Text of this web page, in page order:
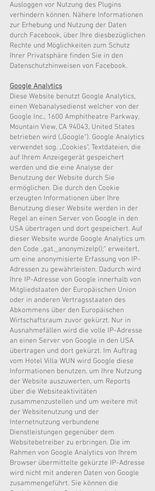
Ausloggen vor Nutzung des Plugins
verhindern können. Nähere Informationen
zur Erhebung und Nutzung der Daten
durch Facebook, über Ihre diesbezüglichen
Rechte und Möglichkeiten zum Schutz
Ihrer Privatsphäre finden Sie in den
Datenschutzhinweisen von Facebook.
Google Analytics
Diese Website benutzt Google Analytics,
einen Webanalysedienst welcher von der
Google Inc., 1600 Amphitheatre Parkway,
Mountain View, CA 94043, United States
betrieben wird („Google“). Google Analytics
verwendet sog. „Cookies“, Textdateien, die
auf Ihrem Anzeigegerät gespeichert
werden und die eine Analyse der
Benutzung der Website durch Sie
ermöglichen. Die durch den Cookie
erzeugten Informationen über Ihre
Benutzung dieser Website werden in der
Regel an einen Server von Google in den
USA übertragen und dort gespeichert. Auf
dieser Website wurde Google Analytics um
den Code „gat._anonymizeIp();“ erweitert,
um eine anonymisierte Erfassung von IP-
Adressen zu gewährleisten. Dadurch wird
Ihre IP-Adresse von Google innerhalb von
Mitgliedstaaten der Europäischen Union
oder in anderen Vertragsstaaten des
Abkommens über den Europäischen
Wirtschaftsraum zuvor gekürzt. Nur in
Ausnahmefällen wird die volle IP-Adresse
an einen Server von Google in den USA
übertragen und dort gekürzt. Im Auftrag
vom Hotel Villa WUN wird Google diese
Informationen benutzen, um Ihre Nutzung
der Website auszuwerten, um Reports
über die Websiteaktivitäten
zusammenzustellen und um weitere mit
der Websitenutzung und der
Internetnutzung verbundene
Dienstleistungen gegenüber dem
Websitebetreiber zu erbringen. Die im
Rahmen von Google Analytics von Ihrem
Browser übermittelte gekürzte IP-Adresse
wird nicht mit anderen Daten von Google
zusammengeführt. Sie können die